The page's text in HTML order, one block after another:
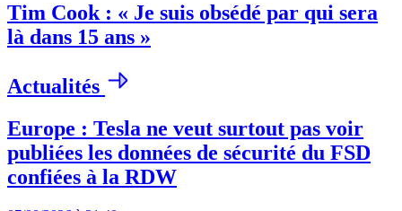
Tim Cook : « Je suis obsédé par qui sera
là dans 15 ans »
Actualités
Europe : Tesla ne veut surtout pas voir
publiées les données de sécurité du FSD
confiées à la RDW